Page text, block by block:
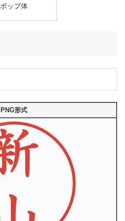
ポップ体
PNG形式